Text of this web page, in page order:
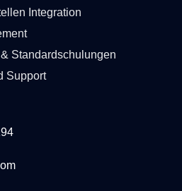
Integration
Standardschulungen
Support